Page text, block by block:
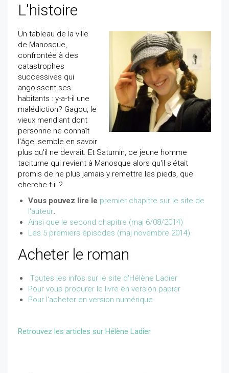
L'histoire
Un tableau de la ville
de Manosque,
confrontée à des
catastrophes
successives qui
angoissent ses
habitants : y-a-t-il une
malédiction? Gagou, le
vieux mendiant dont
personne ne connaît
l'âge, semble en savoir
plus qu'il ne devrait. Et Saturnin, ce jeune homme
taciturne qui revient à Manosque alors qu'il s'était
promis de ne plus jamais y remettre les pieds, que
cherche-t-il ?
Vous pouvez lire le premier chapitre sur le site de
l'auteur.
Ainsi que le second chapitre (maj 6/08/2014)
Les 5 premiers épisodes (maj novembre 2014)
Acheter le roman
Toutes les infos sur le site d'Hélène Ladier
Pour vous procurer le livre en version papier
Pour l'acheter en version numérique
Retrouvez les articles sur Hélène Ladier